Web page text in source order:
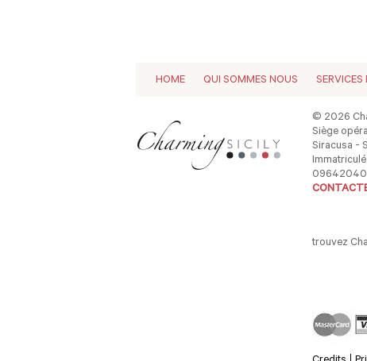
HOME QUI SOMMES NOUS SERVICES
© 2026
Siège
Siracusa -
trouvez